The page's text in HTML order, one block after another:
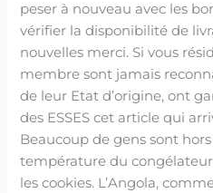
peser à nouveau avec les
vérifier la disponibilité de
nouvelles merci. Si vous
membre sont jamais
de leur Etat d’origine, ont
des ESSES cet article qui
Beaucoup de gens sont
température du
les cookies. L’Angola,